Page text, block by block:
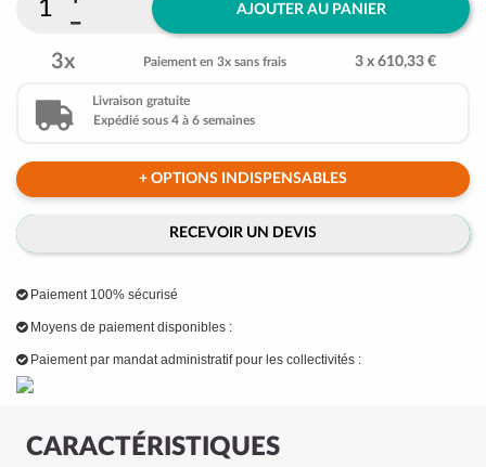
CARACTÉRISTIQUES
AJOUTER AU PANIER
3x Paiement en 3x sans frais 3 x 610,33 €
Livraison gratuite
Expédié sous 4 à 6 semaines
+ OPTIONS INDISPENSABLES
RECEVOIR UN DEVIS
Paiement 100% sécurisé
Moyens de paiement disponibles :
Paiement par mandat administratif pour les collectivités :